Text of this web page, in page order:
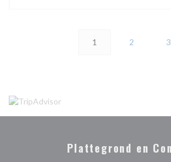
1 2 3
Plattegrond en